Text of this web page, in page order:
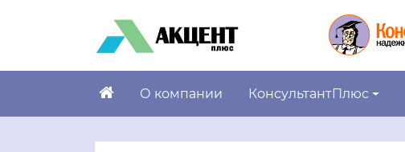
О компании КонсультантПлюс